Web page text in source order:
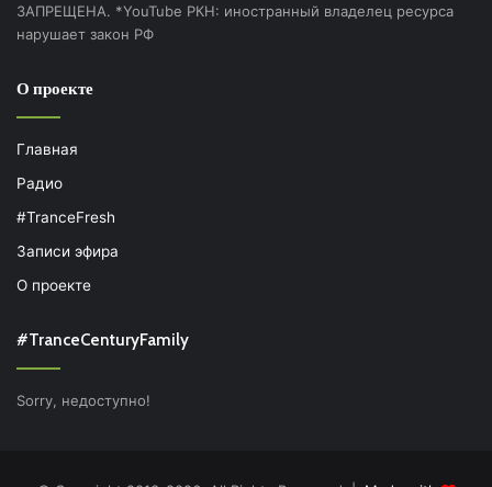
ЗАПРЕЩЕНА. *YouTube РКН: иностранный владелец ресурса
нарушает закон РФ
О проекте
Главная
Радио
#TranceFresh
Записи эфира
О проекте
#TranceCenturyFamily
Sorry, недоступно!